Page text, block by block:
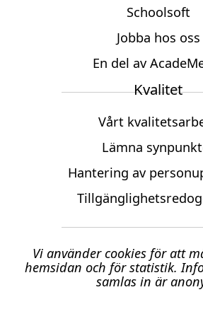
e
o
k
ö
p
a
i
n
y
f
ö
n
s
k
d
n
(
ö
p
a
i
n
y
f
ö
n
s
t
b
(
p
n
s
n
y
t
ö
n
s
t
Schoolsoft
Jobba hos oss
En del av
Kvalitet
Vårt
Lämna
Hantering av
Vi använder cookies för att
hemsidan och för statistik.
samlas in är